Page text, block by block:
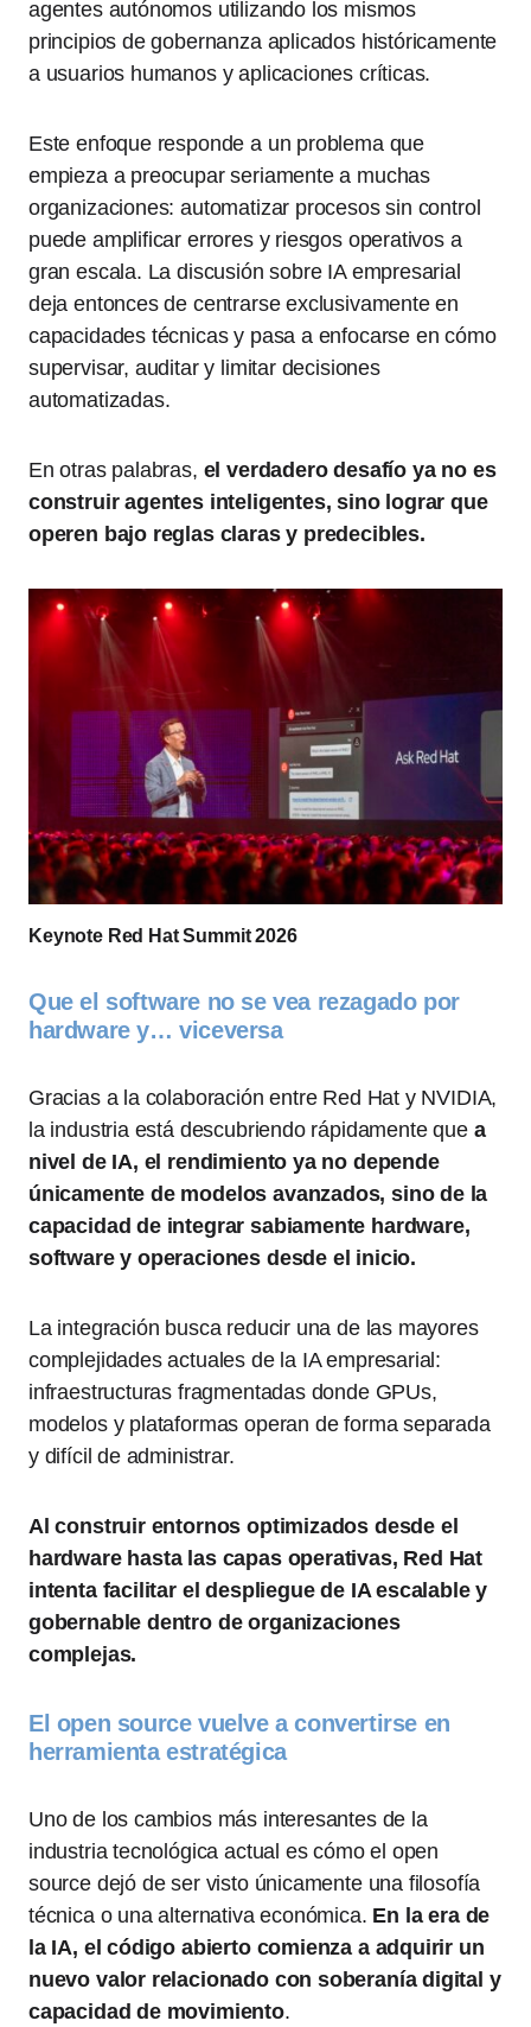
agentes autónomos utilizando los mismos
principios de gobernanza aplicados históricamente
a usuarios humanos y aplicaciones críticas.
Este enfoque responde a un problema que
empieza a preocupar seriamente a muchas
organizaciones: automatizar procesos sin control
puede amplificar errores y riesgos operativos a
gran escala. La discusión sobre IA empresarial
deja entonces de centrarse exclusivamente en
capacidades técnicas y pasa a enfocarse en cómo
supervisar, auditar y limitar decisiones
automatizadas.
En otras palabras, el verdadero desafío ya no es
construir agentes inteligentes, sino lograr que
operen bajo reglas claras y predecibles.
Keynote Red Hat Summit 2026
Que el software no se vea rezagado por
hardware y… viceversa
Gracias a la colaboración entre Red Hat y NVIDIA,
la industria está descubriendo rápidamente que a
nivel de IA, el rendimiento ya no depende
únicamente de modelos avanzados, sino de la
capacidad de integrar sabiamente hardware,
software y operaciones desde el inicio.
La integración busca reducir una de las mayores
complejidades actuales de la IA empresarial:
infraestructuras fragmentadas donde GPUs,
modelos y plataformas operan de forma separada
y difícil de administrar.
Al construir entornos optimizados desde el
hardware hasta las capas operativas, Red Hat
intenta facilitar el despliegue de IA escalable y
gobernable dentro de organizaciones
complejas.
El open source vuelve a convertirse en
herramienta estratégica
Uno de los cambios más interesantes de la
industria tecnológica actual es cómo el open
source dejó de ser visto únicamente una filosofía
técnica o una alternativa económica. En la era de
la IA, el código abierto comienza a adquirir un
nuevo valor relacionado con soberanía digital y
capacidad de movimiento.